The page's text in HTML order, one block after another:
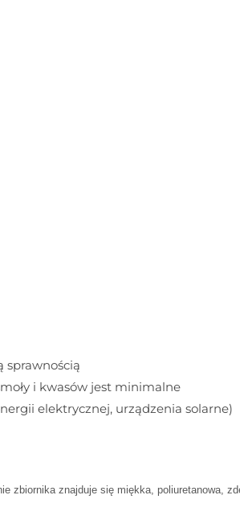
sprawnością
i kwasów jest minimalne
elektrycznej, urządzenia solarne)
znajduje się miękka, poliuretanowa,